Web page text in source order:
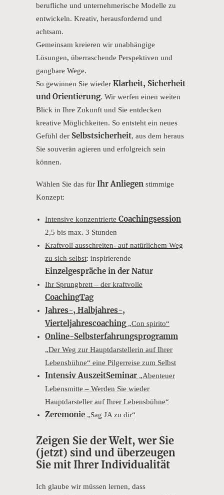
berufliche und unternehmerische Modelle zu
entwickeln. Kreativ, herausfordernd und
achtsam.
Gemeinsam kreieren wir unabhängige
Lösungen, überraschende Perspektiven und
gangbare Wege.
So gewinnen Sie wieder Klarheit, Sicherheit
und Orientierung. Wir werfen einen weiten
Blick in Ihre Zukunft und Sie entdecken
kreative Möglichkeiten. So entsteht ein neues
Gefühl der Selbstsicherheit, aus dem heraus
Sie souverän agieren und erfolgreich sein
können.
Wählen Sie das für Ihr Anliegen stimmige
Konzept:
Intensive konzentrierte Coachingsession
2,5 bis max. 3 Stunden
Kraftvoll ausschreiten- auf natürlichem Weg
zu sich selbst: inspirierende
Einzelgespräche in der Natur
Ihr Sprungbrett – der kraftvolle
CoachingTag
Jahres-, Halbjahres-,
Vierteljahrescoaching„Con spirito“
Online-Selbsterfahrungsprogramm
„Der Weg zur Hauptdarstellerin auf Ihrer
Lebensbühne“ eine Pilgerreise zum Selbst
Intensiv AuszeitSeminar „Abenteuer
Lebensmitte – Werden Sie wieder
Hauptdarsteller auf Ihrer Lebensbühne“
Zeremonie „Sag JA zu dir“
Zeigen Sie der Welt, wer Sie
(jetzt) sind und überzeugen
Sie mit Ihrer Individualität
Ich glaube wir müssen lernen, dass